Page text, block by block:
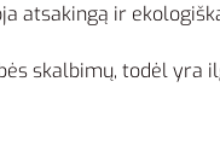
atsakingą ir
skalbimų, todėl yra